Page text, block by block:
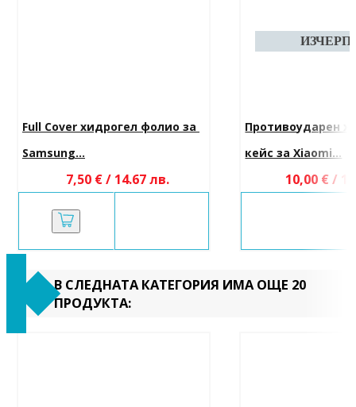
Full Cover хидрогел фолио за
Samsung...
7,50 € / 14.67 лв.
Противоударен
кейс за Xiaomi...
10,00 € /
В СЛЕДНАТА КАТЕГОРИЯ ИМА ОЩЕ 20
ПРОДУКТА: